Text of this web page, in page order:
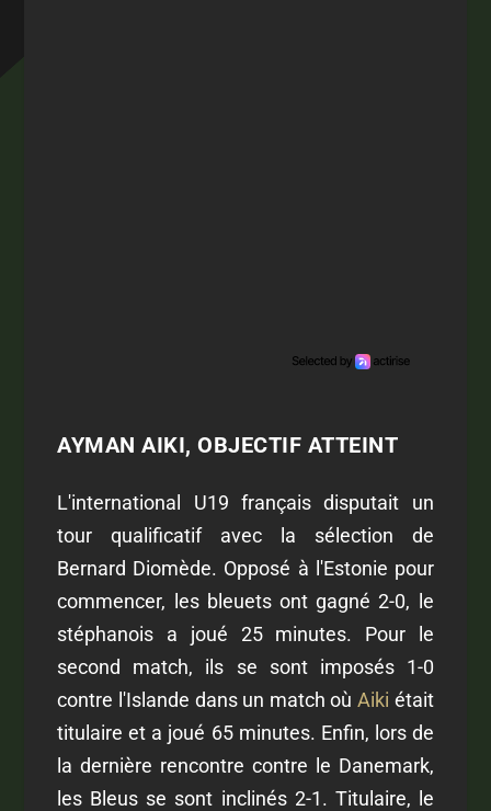
AYMAN AIKI, OBJECTIF ATTEINT
L'international U19 français disputait un
tour qualificatif avec la sélection de
Bernard Diomède. Opposé à l'Estonie pour
commencer, les bleuets ont gagné 2-0, le
stéphanois a joué 25 minutes. Pour le
second match, ils se sont imposés 1-0
contre l'Islande dans un match où Aiki était
titulaire et a joué 65 minutes. Enfin, lors de
la dernière rencontre contre le Danemark,
les Bleus se sont inclinés 2-1. Titulaire, le